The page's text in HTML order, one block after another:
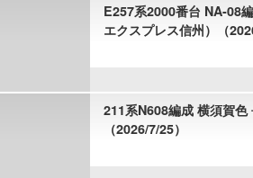
E257系2000番台 NA-08
エクスプレス信州）（
211系N608編成 横須賀色
（2026/7/25）